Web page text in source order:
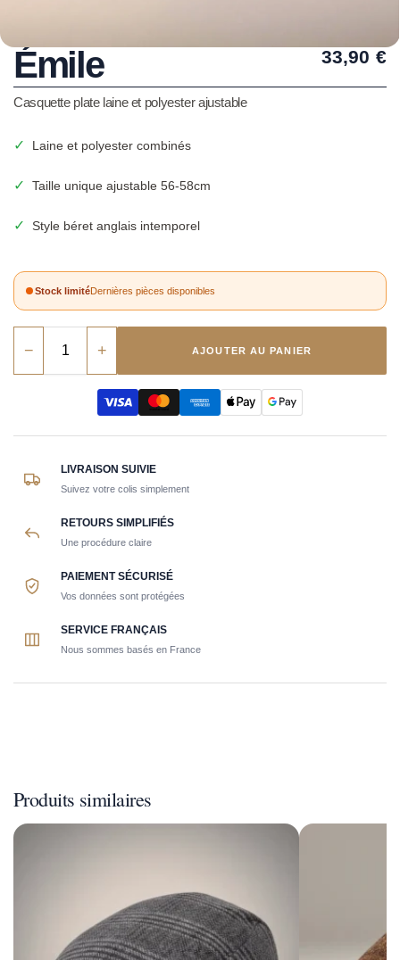
Émile 33,90 €
Casquette plate laine et polyester ajustable
✓ Laine et polyester combinés
✓ Taille unique ajustable 56-58cm
✓ Style béret anglais intemporel
Stock limitéDernières pièces disponibles
− + AJOUTER AU PANIER
LIVRAISON SUIVIE
Suivez votre colis simplement
RETOURS SIMPLIFIÉS
Une procédure claire
PAIEMENT SÉCURISÉ
Vos données sont protégées
SERVICE FRANÇAIS
Nous sommes basés en France
Produits similaires